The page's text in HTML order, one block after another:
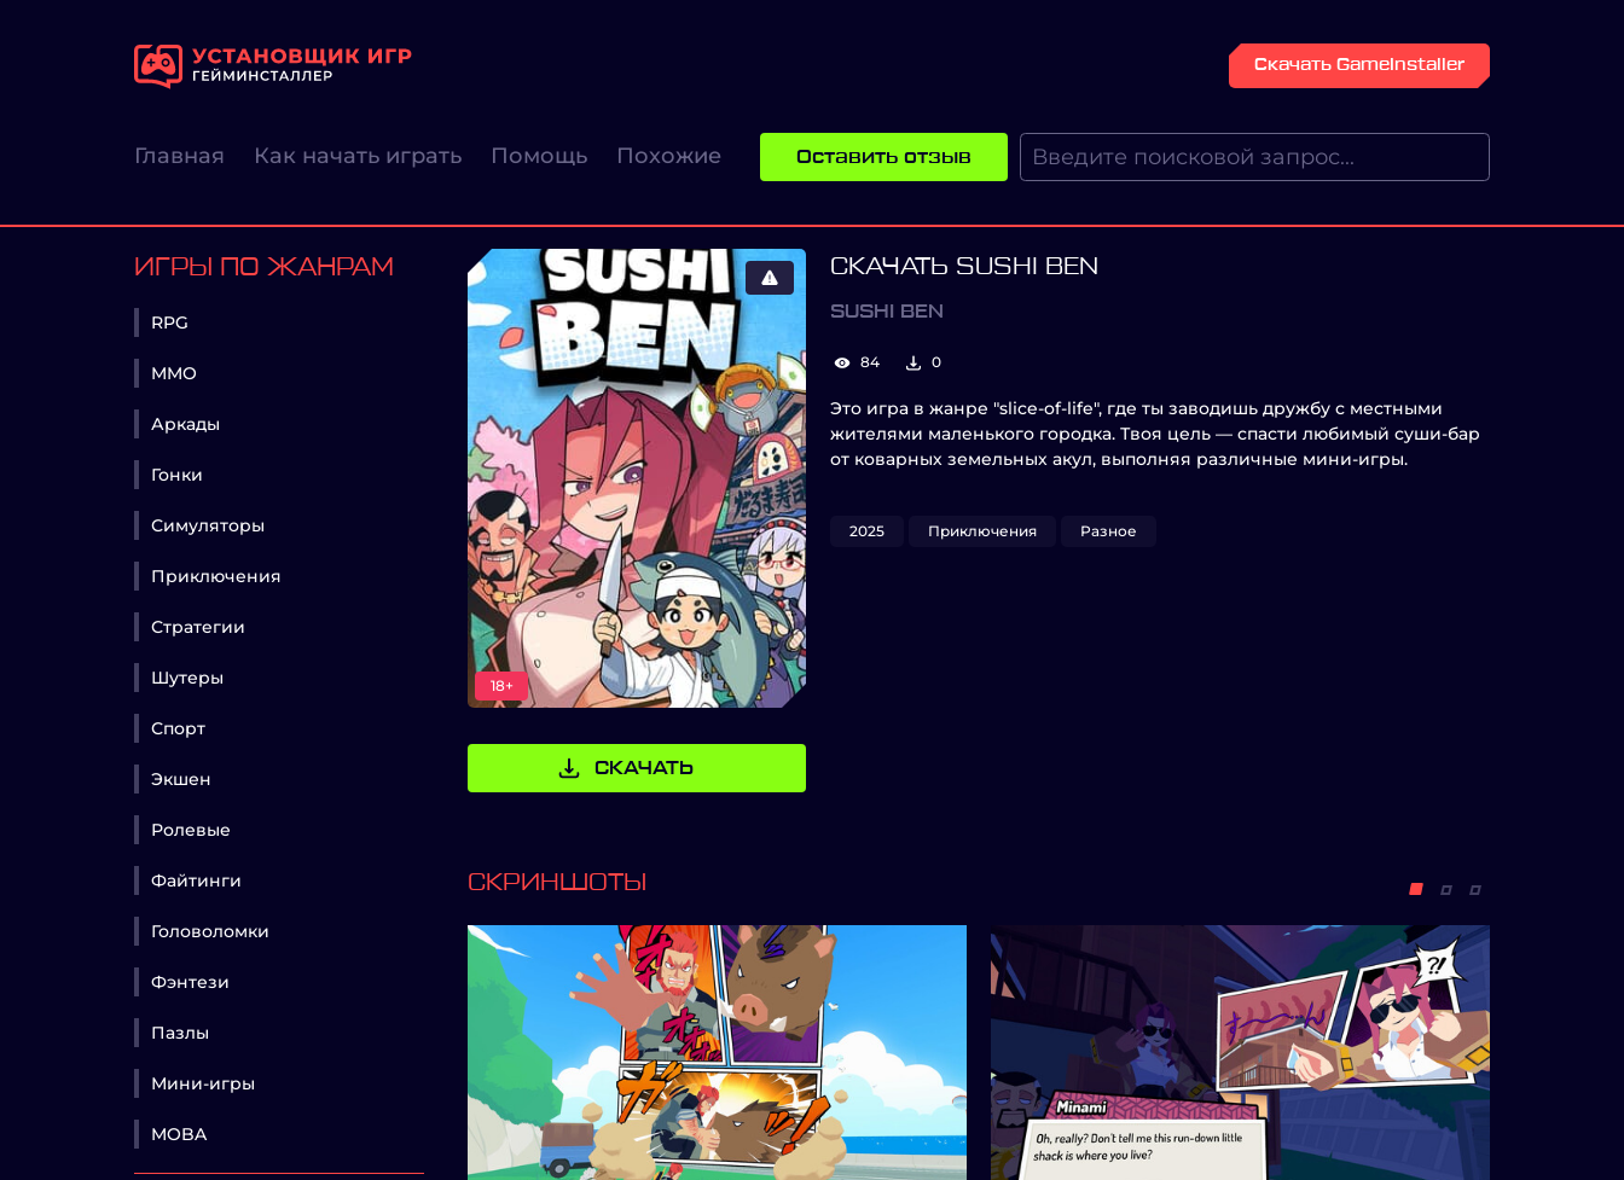
Скачать GameInstaller
Главная Как начать играть Помощь Похожие Оставить отзыв
ИГРЫ ПО ЖАНРАМ
RPG
MMO
Аркады
Гонки
Симуляторы
Приключения
Стратегии
Шутеры
Спорт
Экшен
Ролевые
Файтинги
Головоломки
Фэнтези
Пазлы
Мини-игры
MOBA
18+
СКАЧАТЬ
СКАЧАТЬ SUSHI BEN
SUSHI BEN
84 0
Это игра в жанре "slice-of-life", где ты заводишь дружбу с местными
жителями маленького городка. Твоя цель — спасти любимый суши-бар
от коварных земельных акул, выполняя различные мини-игры.
2025 Приключения Разное
СКРИНШОТЫ